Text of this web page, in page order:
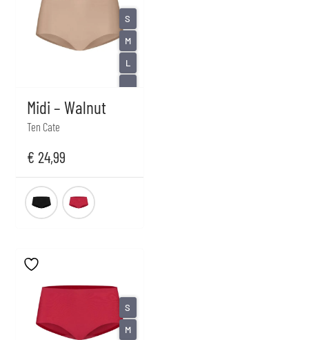
Midi – Walnut
Ten Cate
€ 24,99
S
M
L
...
S
M